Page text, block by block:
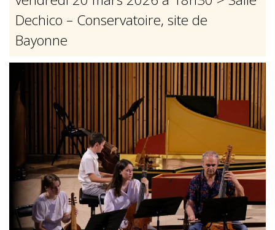
Dechico – Conservatoire, site de
Bayonne